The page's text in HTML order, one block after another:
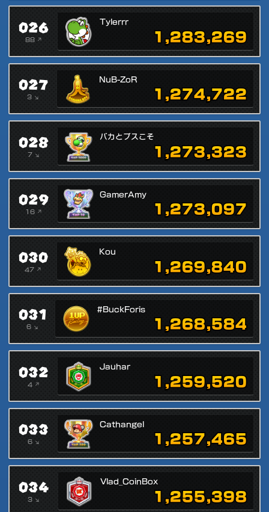
026
88 ↗
Tylerrr
1,283,269
027
3 ↘
NuB-ZoR
1,274,722
028
7 ↘
バカとブスこそ
1,273,323
029
16 ↗
GamerAmy
1,273,097
030
47 ↗
Kou
1,269,840
031
6 ↘
#BuckForis
1,268,584
032
4 ↗
Jauhar
1,259,520
033
6 ↘
Cathangel
1,257,465
034
3 ↘
Vlad_CoinBox
1,255,398